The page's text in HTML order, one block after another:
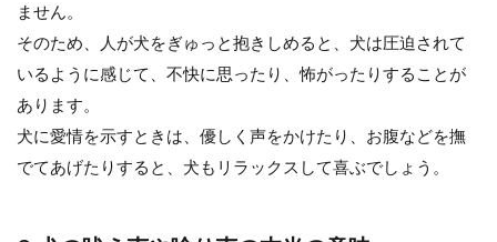
ません。
そのため、人が犬をぎゅっと抱きしめると、犬は圧迫されて
いるように感じて、不快に思ったり、怖がったりすることが
あります。
犬に愛情を示すときは、優しく声をかけたり、お腹などを撫
でてあげたりすると、犬もリラックスして喜ぶでしょう。